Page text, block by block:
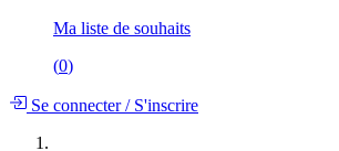
Ma liste de souhaits
(0)
Se connecter/S'inscrire